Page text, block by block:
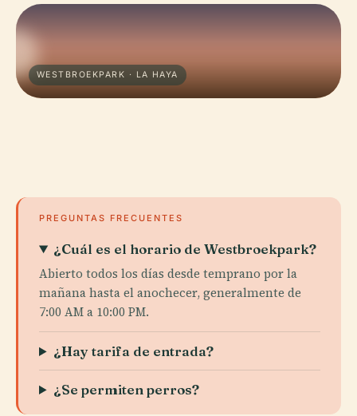
WESTBROEKPARK · LA HAYA
PREGUNTAS FRECUENTES
¿Cuál es el horario de Westbroekpark?
Abierto todos los días desde temprano por la
mañana hasta el anochecer, generalmente de
7:00 AM a 10:00 PM.
¿Hay tarifa de entrada?
¿Se permiten perros?